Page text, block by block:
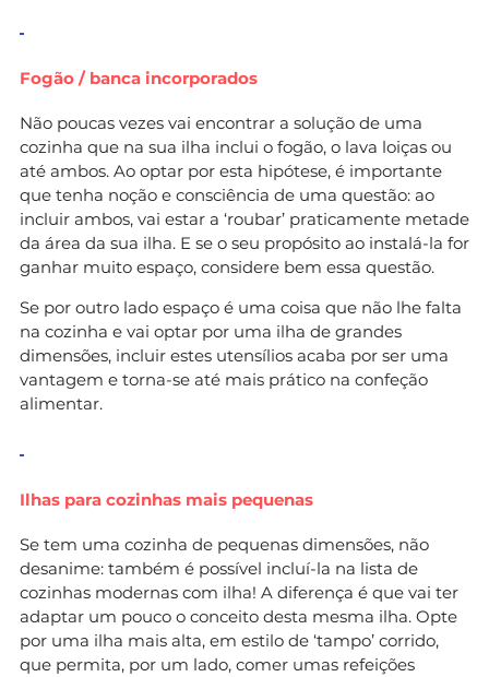
Fogão / banca incorporados
Não poucas vezes vai encontrar a solução de uma
cozinha que na sua ilha inclui o fogão, o lava loiças ou
até ambos. Ao optar por esta hipótese, é importante
que tenha noção e consciência de uma questão: ao
incluir ambos, vai estar a ‘roubar’ praticamente metade
da área da sua ilha. E se o seu propósito ao instalá-la for
ganhar muito espaço, considere bem essa questão.
Se por outro lado espaço é uma coisa que não lhe falta
na cozinha e vai optar por uma ilha de grandes
dimensões, incluir estes utensílios acaba por ser uma
vantagem e torna-se até mais prático na confeção
alimentar.
Ilhas para cozinhas mais pequenas
Se tem uma cozinha de pequenas dimensões, não
desanime: também é possível incluí-la na lista de
cozinhas modernas com ilha! A diferença é que vai ter
adaptar um pouco o conceito desta mesma ilha. Opte
por uma ilha mais alta, em estilo de ‘tampo’ corrido,
que permita, por um lado, comer umas refeições